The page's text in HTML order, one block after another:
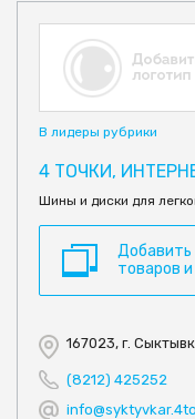
В лидеры рубрики
4 ТОЧКИ,
Шины и диски для
товаров
167023, г.
(8212) 425252